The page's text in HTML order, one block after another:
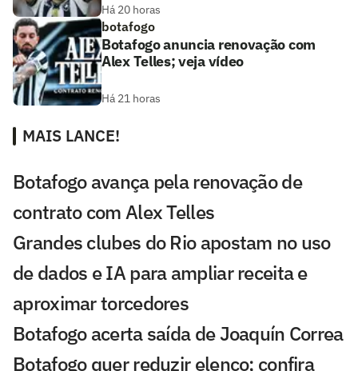
Há 20 horas
botafogo
Botafogo anuncia renovação com
Alex Telles; veja vídeo
Há 21 horas
MAIS LANCE!
Botafogo avança pela renovação de
contrato com Alex Telles
Grandes clubes do Rio apostam no uso
de dados e IA para ampliar receita e
aproximar torcedores
Botafogo acerta saída de Joaquín Correa
Botafogo quer reduzir elenco; confira